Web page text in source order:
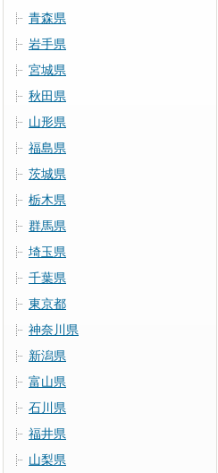
青森県
岩手県
宮城県
秋田県
山形県
福島県
茨城県
栃木県
群馬県
埼玉県
千葉県
東京都
神奈川県
新潟県
富山県
石川県
福井県
山梨県